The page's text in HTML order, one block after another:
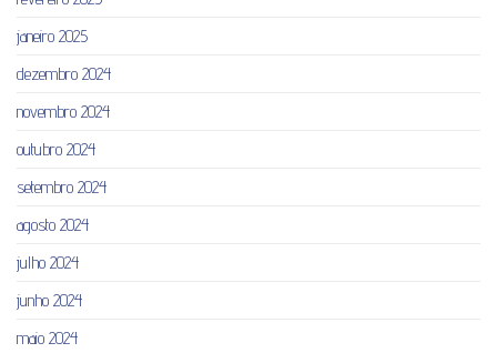
janeiro 2025
dezembro 2024
novembro 2024
outubro 2024
setembro 2024
agosto 2024
julho 2024
junho 2024
maio 2024